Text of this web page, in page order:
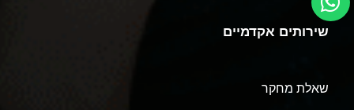
שירותים אקדמיים
שאלת מחקר